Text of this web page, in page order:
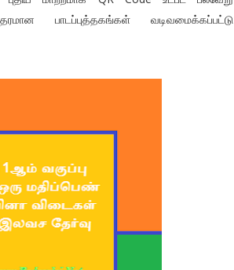
பாடப்புத்தகங்கள் வடிவமைக்கப்பட்டு